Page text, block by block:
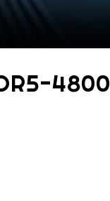
4800